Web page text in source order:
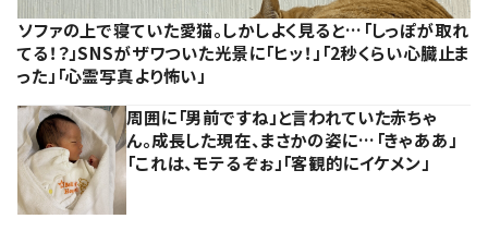
ソファの上で寝ていた愛猫。しかしよく見ると…「しっぽが取れ
てる！？」SNSがザワついた光景に「ヒッ！」「2秒くらい心臓止ま
った」「心霊写真より怖い」
周囲に「男前ですね」と言われていた赤ちゃ
ん。成長した現在、まさかの姿に…「きゃああ」
「これは、モテるぞぉ」「客観的にイケメン」